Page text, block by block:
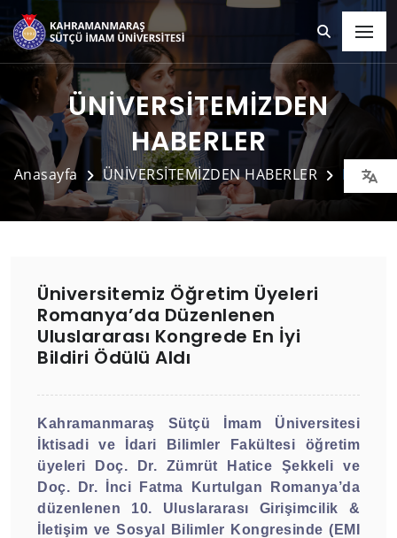
ÜNİVERSİTEMİZDEN
HABERLER
Anasayfa ÜNİVERSİTEMİZDEN HABERLER Detay
Üniversitemiz Öğretim Üyeleri
Romanya’da Düzenlenen
Uluslararası Kongrede En İyi
Bildiri Ödülü Aldı
Kahramanmaraş Sütçü İmam Üniversitesi
İktisadi ve İdari Bilimler Fakültesi öğretim
üyeleri Doç. Dr. Zümrüt Hatice Şekkeli ve
Doç. Dr. İnci Fatma Kurtulgan Romanya’da
düzenlenen 10. Uluslararası Girişimcilik &
İletişim ve Sosyal Bilimler Kongresinde (EMI